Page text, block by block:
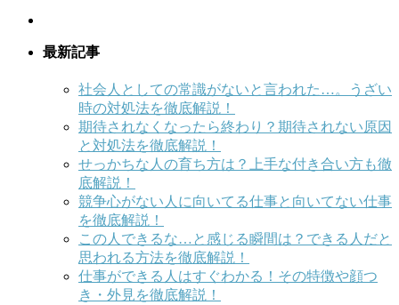
最新記事
社会人としての常識がないと言われた…。うざい
時の対処法を徹底解説！
期待されなくなったら終わり？期待されない原因
と対処法を徹底解説！
せっかちな人の育ち方は？上手な付き合い方も徹
底解説！
競争心がない人に向いてる仕事と向いてない仕事
を徹底解説！
この人できるな…と感じる瞬間は？できる人だと
思われる方法を徹底解説！
仕事ができる人はすぐわかる！その特徴や顔つ
き・外見を徹底解説！